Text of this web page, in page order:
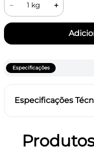
＋
－
Especificações
Especificações